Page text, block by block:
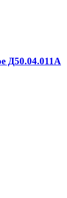
Д50.04.011А